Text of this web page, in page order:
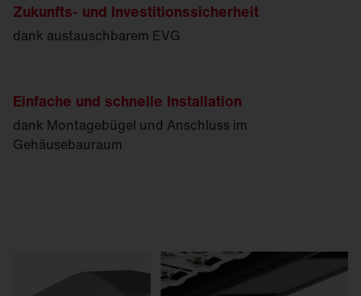
Zukunfts- und Investitionssicherheit
dank austauschbarem EVG
Einfache und schnelle Installation
dank Montagebügel und Anschluss im
Gehäusebauraum